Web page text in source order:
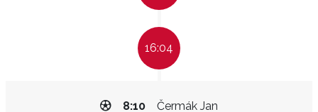
16:04
Čermák Jan
8:10